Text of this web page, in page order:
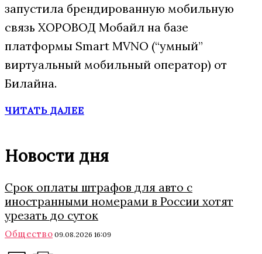
запустила брендированную мобильную
связь ХОРОВОД Мобайл на базе
платформы Smart MVNO (“умный”
виртуальный мобильный оператор) от
Билайна.
ЧИТАТЬ ДАЛЕЕ
Новости дня
Срок оплаты штрафов для авто с
иностранными номерами в России хотят
урезать до суток
Общество 09.08.2026 16:09